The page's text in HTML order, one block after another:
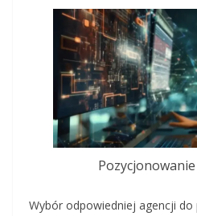
Wybór odpowiedniej agencji